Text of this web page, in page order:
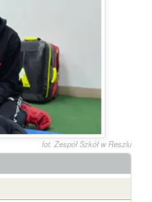
fot. Zespół Szkół w Reszlu